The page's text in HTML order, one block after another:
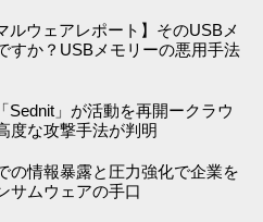
ルウェアレポート】そのUSBメ
すか？USBメモリーの悪用手法
Sednit」が活動を再開ークラウ
度な攻撃手法が判明
の情報暴露と圧力強化で企業を
サムウェアの手口